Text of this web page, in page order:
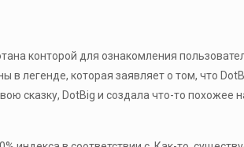
конторой для ознакомления
легенде, которая заявляет о том, что
сказку, DotBig и создала что-то